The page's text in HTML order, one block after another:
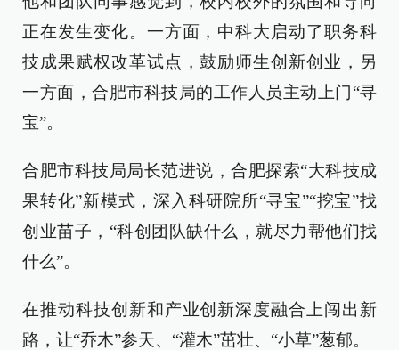
正在发生变化。一方面，中科大启动了职务科
技成果赋权改革试点，鼓励师生创新创业，另
一方面，合肥市科技局的工作人员主动上门“寻
宝”。
合肥市科技局局长范进说，合肥探索“大科技成
果转化”新模式，深入科研院所“寻宝”“挖宝”找
创业苗子，“科创团队缺什么，就尽力帮他们找
什么”。
在推动科技创新和产业创新深度融合上闯出新
路，让“乔木”参天、“灌木”茁壮、“小草”葱郁。